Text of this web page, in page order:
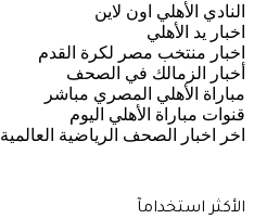
النادي الأهلي اون لاين
اخبار يد الأهلي
اخبار منتخب مصر لكرة القدم
أخبار الزمالك في الصحف
مباراة الأهلي المصري مباشر
قنوات مباراة الأهلي اليوم
اخر اخبار الصحف الرياضية العالمية
الأكثر استخدامآ